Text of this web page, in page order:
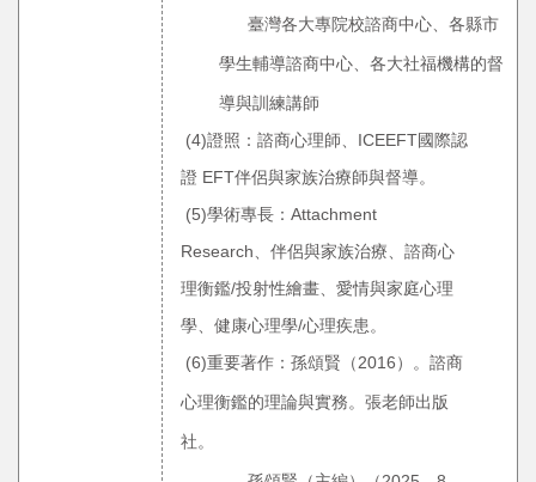
臺灣各大專院校諮商中心、各縣市
學生輔導諮商中心、各大社福機構的督
導與訓練講師
(4)證照：諮商心理師、ICEEFT國際認
證 EFT伴侶與家族治療師與督導。
(5)學術專長：Attachment
Research、伴侶與家族治療、諮商心
理衡鑑/投射性繪畫、 愛情與家庭心理
學、健康心理學/心理疾患。
(6)重要著作：孫頌賢（2016）。諮商
心理衡鑑的理論與實務。張老師出版
社。